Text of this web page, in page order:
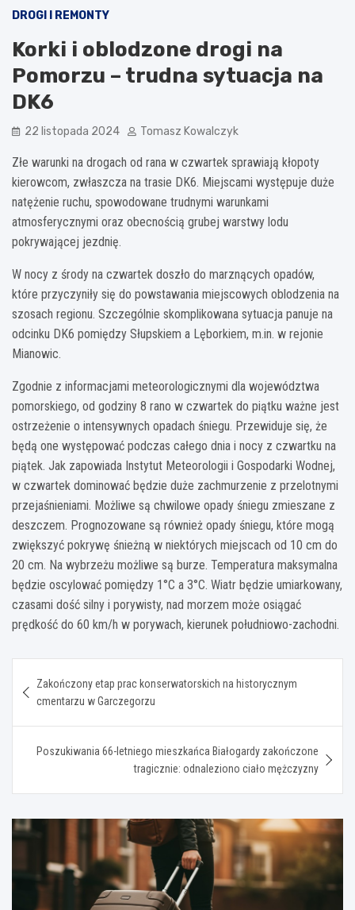
DROGI I REMONTY
Korki i oblodzone drogi na
Pomorzu – trudna sytuacja na
DK6
22 listopada 2024 Tomasz Kowalczyk
Złe warunki na drogach od rana w czwartek sprawiają kłopoty
kierowcom, zwłaszcza na trasie DK6. Miejscami występuje duże
natężenie ruchu, spowodowane trudnymi warunkami
atmosferycznymi oraz obecnością grubej warstwy lodu
pokrywającej jezdnię.
W nocy z środy na czwartek doszło do marznących opadów,
które przyczyniły się do powstawania miejscowych oblodzenia na
szosach regionu. Szczególnie skomplikowana sytuacja panuje na
odcinku DK6 pomiędzy Słupskiem a Lęborkiem, m.in. w rejonie
Mianowic.
Zgodnie z informacjami meteorologicznymi dla województwa
pomorskiego, od godziny 8 rano w czwartek do piątku ważne jest
ostrzeżenie o intensywnych opadach śniegu. Przewiduje się, że
będą one występować podczas całego dnia i nocy z czwartku na
piątek. Jak zapowiada Instytut Meteorologii i Gospodarki Wodnej,
w czwartek dominować będzie duże zachmurzenie z przelotnymi
przejaśnieniami. Możliwe są chwilowe opady śniegu zmieszane z
deszczem. Prognozowane są również opady śniegu, które mogą
zwiększyć pokrywę śnieżną w niektórych miejscach od 10 cm do
20 cm. Na wybrzeżu możliwe są burze. Temperatura maksymalna
będzie oscylować pomiędzy 1°C a 3°C. Wiatr będzie umiarkowany,
czasami dość silny i porywisty, nad morzem może osiągać
prędkość do 60 km/h w porywach, kierunek południowo-zachodni.
wpisu
Zakończony etap prac konserwatorskich na historycznym
cmentarzu w Garczegorzu
Poszukiwania 66-letniego mieszkańca Białogardy zakończone
tragicznie: odnaleziono ciało mężczyzny